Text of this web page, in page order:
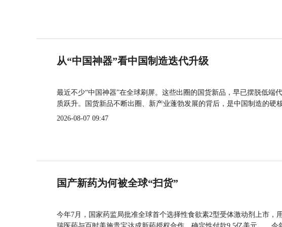
从“中国神器”看中国制造迭代升级
最近不少“中国神器”在全球刷屏。这些出圈的国货新品，早已摆脱低端
质跃升。国货新品不断出圈、新产业蓬勃发展的背后，是中国制造的硬核
2026-08-07 09:47
国产新药为何被全球“扫货”
今年7月，国家药监局批准全球首个选择性食欲素2型受体激动剂上市，